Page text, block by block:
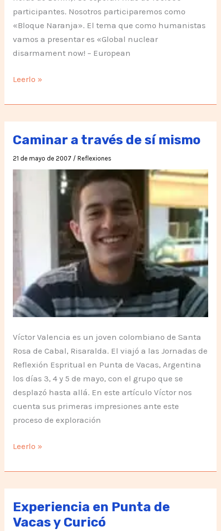
participantes. Nosotros participaremos como
«Bloque Naranja». El tema que como humanistas
vamos a presentar es «Global nuclear
disarmament now! – European
Hagamos
CAIGA!!
Leerlo »
Caminar a través de sí mismo
21 de mayo de 2007 /Reflexiones
Víctor Valencia es un joven colombiano de Santa
Rosa de Cabal, Risaralda. El viajó a las Jornadas de
Reflexión Espritual en Punta de Vacas, Argentina
los días 3, 4 y 5 de mayo, con el grupo que se
desplazó hasta allá. En este artículo Víctor nos
cuenta sus primeras impresiones ante este
proceso de exploración
Caminar
través
de
sí
mismo
Leerlo »
Experiencia en Punta de
Vacas y Curicó